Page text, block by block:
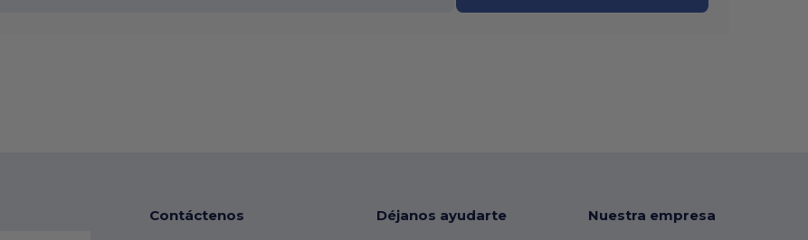
Contáctenos Déjanos ayudarte Nuestra empresa